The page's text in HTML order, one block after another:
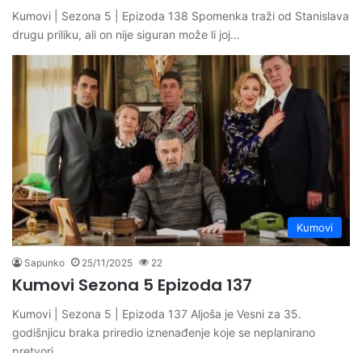
Kumovi | Sezona 5 | Epizoda 138 Spomenka traži od Stanislava
drugu priliku, ali on nije siguran može li joj…
Kumovi
Sapunko 25/11/2025 22
Kumovi Sezona 5 Epizoda 137
Kumovi | Sezona 5 | Epizoda 137 Aljoša je Vesni za 35.
godišnjicu braka priredio iznenađenje koje se neplanirano